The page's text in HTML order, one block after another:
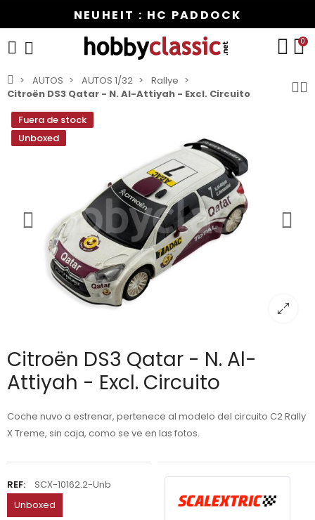
NEUHEIT : HC PADDOCK
0
AUTOS AUTOS 1/32
Rallye
Citroën DS3 Qatar - N. Al-Attiyah - Excl. Circuito
Fuera de stock
Unboxed
Citroën DS3 Qatar - N. Al-
Attiyah - Excl. Circuito
Coche nuvo a estrenar, pertenece al modelo del circuito C2 Rally
X Treme, sin caja, como se ve en las fotos.
REF:
SCX-10162.2-Unb
Unboxed